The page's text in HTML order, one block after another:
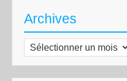
Archives
Archives